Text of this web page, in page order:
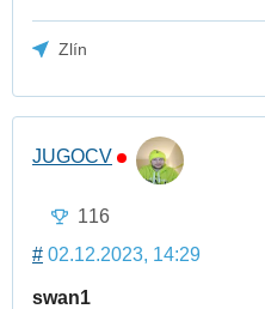
Zlín
JUGOCV
116
# 02.12.2023, 14:29
swan1